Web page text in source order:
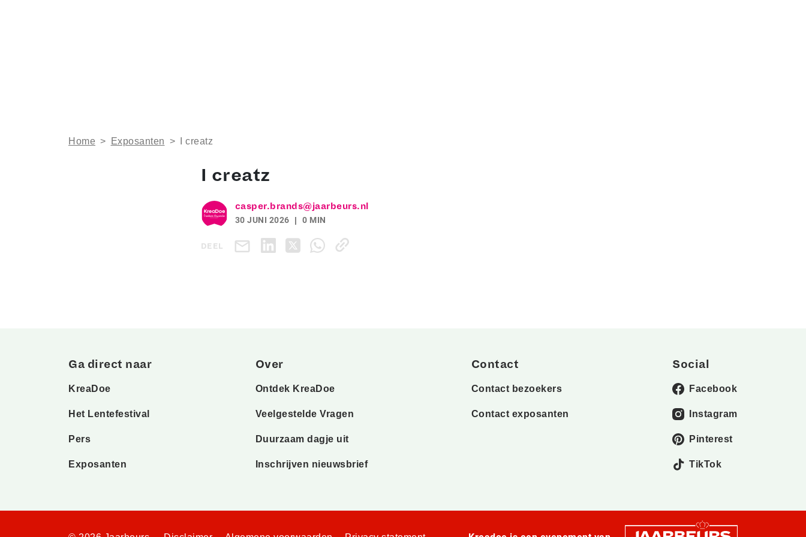
Home > Exposanten > I creatz
I creatz
casper.brands@jaarbeurs.nl
30 JUNI 2026
0 MIN
DEEL
Ga direct naar
KreaDoe
Het Lentefestival
Pers
Exposanten
Over
Ontdek KreaDoe
Veelgestelde Vragen
Duurzaam dagje uit
Inschrijven nieuwsbrief
Contact
Contact bezoekers
Contact exposanten
Social
Facebook
Instagram
Pinterest
TikTok